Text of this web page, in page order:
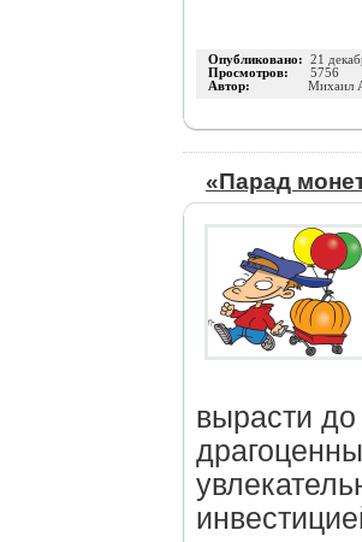
Опубликовано: 21
Просмотров: 5756
Автор: Михаил
«Парад
вырасти до